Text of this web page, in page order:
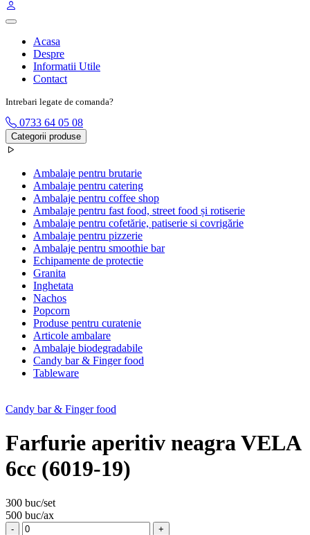
Acasa
Despre
Informatii Utile
Contact
Intrebari legate de comanda?
0733 64 05 08
Categorii produse
Ambalaje pentru brutarie
Ambalaje pentru catering
Ambalaje pentru coffee shop
Ambalaje pentru fast food, street food și rotiserie
Ambalaje pentru cofetărie, patiserie si covrigărie
Ambalaje pentru pizzerie
Ambalaje pentru smoothie bar
Echipamente de protectie
Granita
Inghetata
Nachos
Popcorn
Produse pentru curatenie
Articole ambalare
Ambalaje biodegradabile
Candy bar & Finger food
Tableware
Candy bar & Finger food
Farfurie aperitiv neagra VELA
6cc (6019-19)
300 buc/set
500 buc/ax
- +